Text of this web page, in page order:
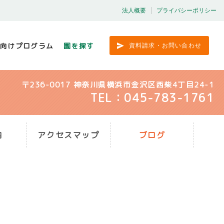
法人概要 プライバシーポリシー
けプログラム 園を探す 資料請求・お問い合わせ
〒236-0017 神奈川県横浜市金沢区西柴4丁目24­-1
TEL：045-783-1761
アクセスマップ ブログ